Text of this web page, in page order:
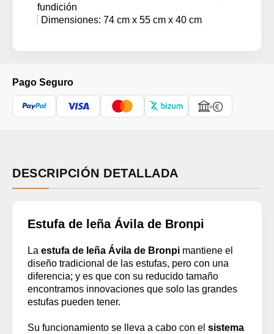
Pago Seguro
fundición
Dimensiones: 74 cm x 55 cm x 40 cm
DESCRIPCIÓN DETALLADA
Estufa de leña Ávila de Bronpi
La estufa de leña Ávila de Bronpi mantiene el
diseño tradicional de las estufas, pero con una
diferencia; y es que con su reducido tamaño
encontramos innovaciones que solo las grandes
estufas pueden tener.
Su funcionamiento se lleva a cabo con el sistema